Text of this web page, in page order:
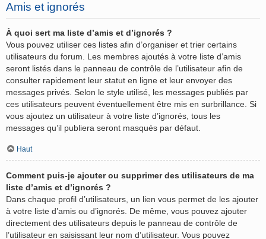
Amis et ignorés
À quoi sert ma liste d’amis et d’ignorés ?
Vous pouvez utiliser ces listes afin d’organiser et trier certains
utilisateurs du forum. Les membres ajoutés à votre liste d’amis
seront listés dans le panneau de contrôle de l’utilisateur afin de
consulter rapidement leur statut en ligne et leur envoyer des
messages privés. Selon le style utilisé, les messages publiés par
ces utilisateurs peuvent éventuellement être mis en surbrillance. Si
vous ajoutez un utilisateur à votre liste d’ignorés, tous les
messages qu’il publiera seront masqués par défaut.
Haut
Comment puis-je ajouter ou supprimer des utilisateurs de ma
liste d’amis et d’ignorés ?
Dans chaque profil d’utilisateurs, un lien vous permet de les ajouter
à votre liste d’amis ou d’ignorés. De même, vous pouvez ajouter
directement des utilisateurs depuis le panneau de contrôle de
l’utilisateur en saisissant leur nom d’utilisateur. Vous pouvez